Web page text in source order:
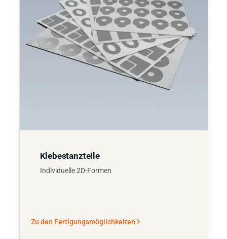
Klebestanzteile
Individuelle 2D-Formen
Zu den Fertigungsmöglichkeiten